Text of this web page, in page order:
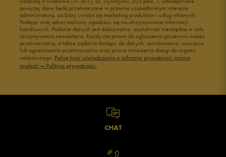
Buty męskie 43
Buty męskie 44
Buty męskie 45
Buty męskie 46
powyżej dane będą przetwarzane w prawnie uzasadnionym interesie
administratora, za który uważa się marketing produktów i usług własnych.
Podając swój adres mailowy zgadzasz się na otrzymywanie informacji
handlowych. Podanie danych jest dobrowolne, aczkolwiek niezbędne w celu
otrzymywania newslettera. Każdy ma prawo do zgłoszenia sprzeciwu wobec
przetwarzania, a także żądania dostępu do danych, sprostowania, usunięcia
lub ograniczenia przetwarzania oraz prawo wniesienia skargi do organu
nadzorczego. Pełną treść oświadczenia o ochronie prywatności można
znaleźć w Polityce prywatności.
CHAT